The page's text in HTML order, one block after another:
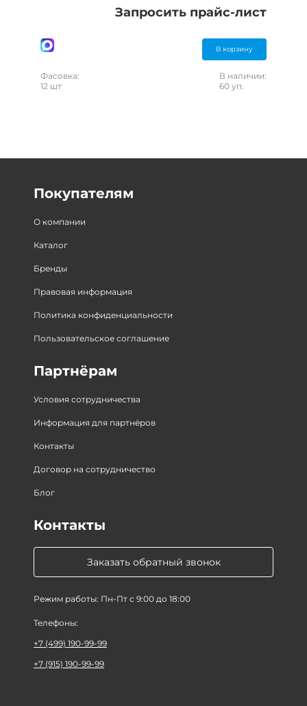
Запросить прайс-лист
В корзину
Фасовка:
12 шт
В наличии:
60 уп.
Покупателям
О компании
Каталог
Бренды
Правовая информация
Политика конфиденциальности
Пользовательское соглашение
Партнёрам
Условия сотрудничества
Информация для партнёров
Контакты
Договор на сотрудничество
Блог
Заказать обратный звонок
Режим работы: Пн-Пт с 9:00 до 18:00
Контакты
Телефоны:
+7 (499) 190-99-99
+7 (915) 190-99-99